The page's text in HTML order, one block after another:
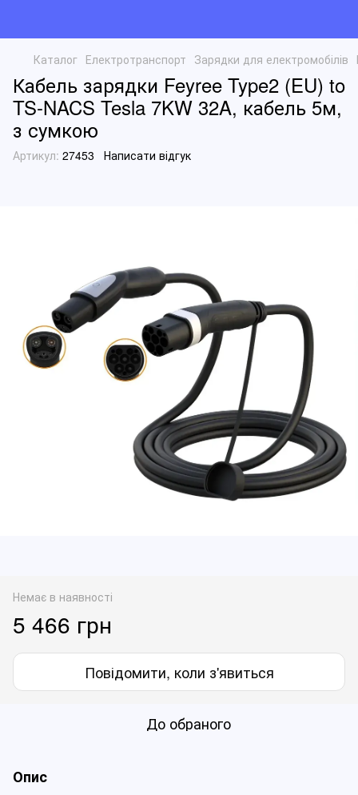
Каталог Електротранспорт Зарядки для електромобілів
Кабель зарядки Feyree Type2 (EU) to
TS-NACS Tesla 7KW 32A, кабель 5м,
з сумкою
Артикул: 27453 Написати відгук
Немає в наявності
5 466 грн
Повідомити, коли з'явиться
До обраного
Опис